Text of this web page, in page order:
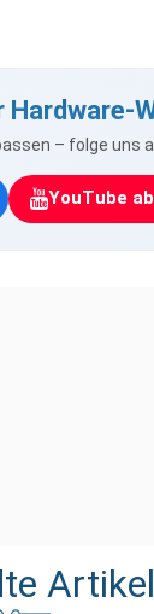
Hardware-
– folge uns
YouTube
Artikel